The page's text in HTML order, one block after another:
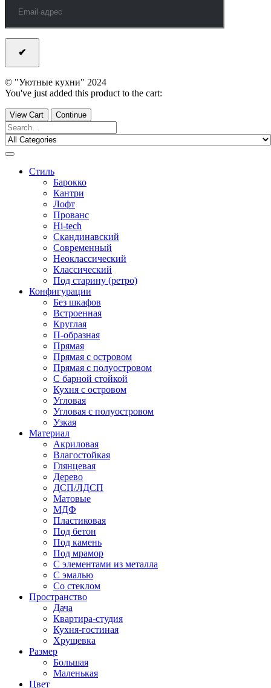
© "Уютные кухни" 2024
You've just added this product to the cart:
View Cart Continue
Стиль
Барокко
Кантри
Лофт
Прованс
Hi-tech
Скандинавский
Современный
Неоклассический
Классический
Под старину (ретро)
Конфигурации
Без шкафов
Встроенная
Круглая
П-образная
Прямая
Прямая с островом
Прямая с полуостровом
С барной стойкой
Кухня с островом
Угловая
Угловая с полуостровом
Узкая
Материал
Акриловая
Влагостойкая
Глянцевая
Дерево
ДСП/ЛДСП
Матовые
МДФ
Пластиковая
Под бетон
Под камень
Под мрамор
С элементами из металла
С эмалью
Со стеклом
Пространство
Дача
Квартира-студия
Кухня-гостиная
Хрущевка
Размер
Большая
Маленькая
Цвет